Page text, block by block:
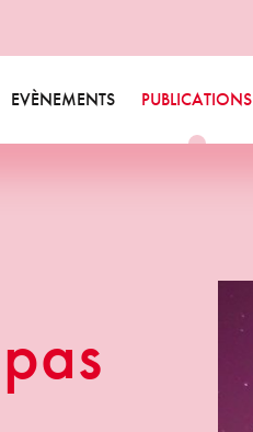
EVÈNEMENTS PUBLICATIONS